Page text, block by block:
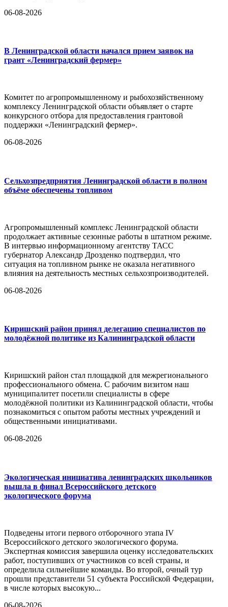
06-08-2026
В Ленинградской области начался прием заявок на
грант «Ленинградский фермер»
Комитет по агропромышленному и рыбохозяйственному
комплексу Ленинградской области объявляет о старте
конкурсного отбора для предоставления грантовой
поддержки «Ленинградский фермер».
06-08-2026
Сельхозпредприятия Ленинградской области в полном
объёме обеспечены топливом
Агропромышленный комплекс Ленинградской области
продолжает активные сезонные работы в штатном режиме.
В интервью информационному агентству ТАСС
губернатор Александр Дрозденко подтвердил, что
ситуация на топливном рынке не оказала негативного
влияния на деятельность местных сельхозпроизводителей.
06-08-2026
Киришский район принял делегацию специалистов по
молодёжной политике из Калининградской области
Киришский район стал площадкой для межрегионального
профессионального обмена. С рабочим визитом наш
муниципалитет посетили специалисты в сфере
молодёжной политики из Калининградской области, чтобы
познакомиться с опытом работы местных учреждений и
общественными инициативами.
06-08-2026
Экологическая инициатива ленинградских школьников
вышла в финал Всероссийского детского
экологического форума
Подведены итоги первого отборочного этапа IV
Всероссийского детского экологического форума.
Экспертная комиссия завершила оценку исследовательских
работ, поступивших от участников со всей страны, и
определила сильнейшие команды. Во второй, очный тур
прошли представители 51 субъекта Российской Федерации,
в числе которых высокую...
06-08-2026